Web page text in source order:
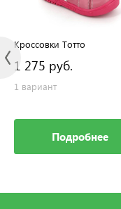
Кроссовки Тотто
1 275 руб.
1 вариант
Подробнее